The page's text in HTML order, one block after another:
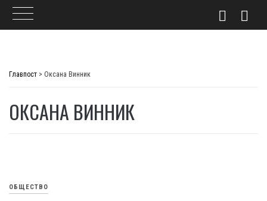
Главпост > Оксана Винник
ОКСАНА ВИННИК
ОБЩЕСТВО